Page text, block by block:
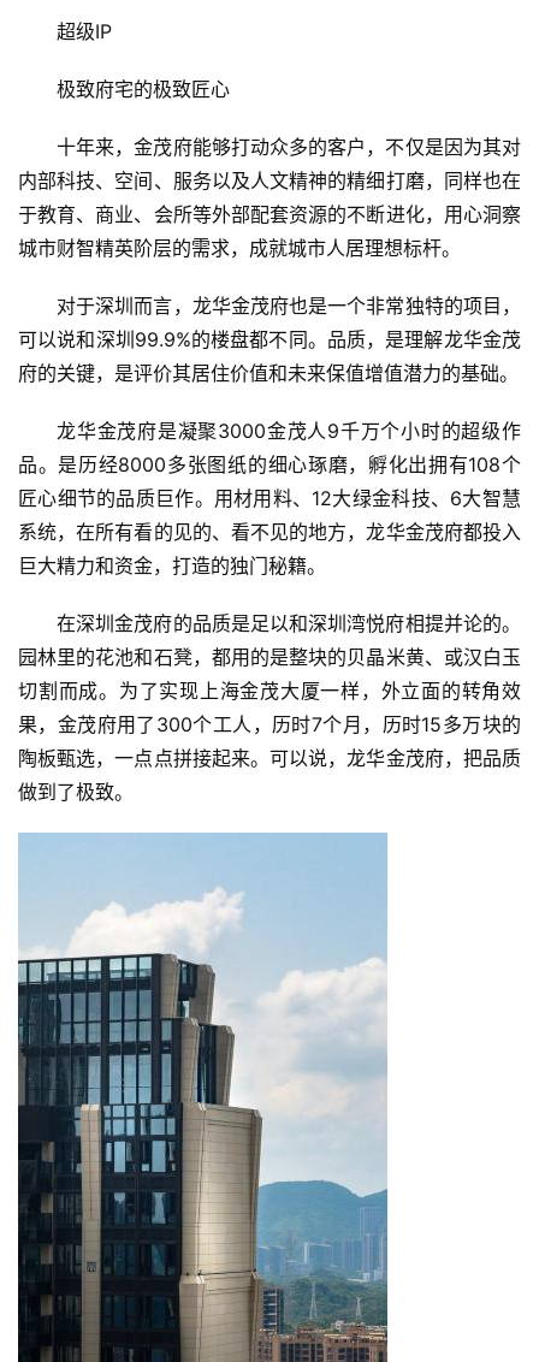
尚
健
讯
我
们
联
们
超级IP
极致府宅的极致匠心
十年来，金茂府能够打动众多的客户，不仅是因为其对
内部科技、空间、服务以及人文精神的精细打磨，同样也在
于教育、商业、会所等外部配套资源的不断进化，用心洞察
城市财智精英阶层的需求，成就城市人居理想标杆。
对于深圳而言，龙华金茂府也是一个非常独特的项目，
可以说和深圳99.9%的楼盘都不同。品质，是理解龙华金茂
府的关键，是评价其居住价值和未来保值增值潜力的基础。
龙华金茂府是凝聚3000金茂人9千万个小时的超级作
品。是历经8000多张图纸的细心琢磨，孵化出拥有108个
匠心细节的品质巨作。用材用料、12大绿金科技、6大智慧
系统，在所有看的见的、看不见的地方，龙华金茂府都投入
巨大精力和资金，打造的独门秘籍。
在深圳金茂府的品质是足以和深圳湾悦府相提并论的。
园林里的花池和石凳，都用的是整块的贝晶米黄、或汉白玉
切割而成。为了实现上海金茂大厦一样，外立面的转角效
果，金茂府用了300个工人，历时7个月，历时15多万块的
陶板甄选，一点点拼接起来。可以说，龙华金茂府，把品质
做到了极致。